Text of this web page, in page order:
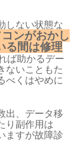
しない状態な
コンがおかし
る間は修理
ば助かるデー
ないこともた
べくはやめに
出、データ移
り副作用は
ますが故障診